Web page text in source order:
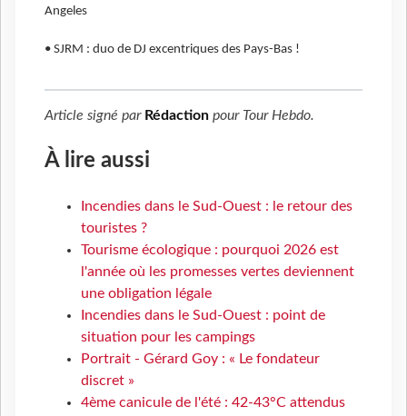
Angeles
• SJRM : duo de DJ excentriques des Pays-Bas !
Article signé par Rédaction pour Tour Hebdo.
À lire aussi
Incendies dans le Sud-Ouest : le retour des
touristes ?
Tourisme écologique : pourquoi 2026 est
l'année où les promesses vertes deviennent
une obligation légale
Incendies dans le Sud-Ouest : point de
situation pour les campings
Portrait - Gérard Goy : « Le fondateur
discret »
4ème canicule de l'été : 42-43°C attendus